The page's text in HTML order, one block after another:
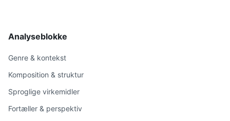
Analyseblokke
Genre & kontekst
Komposition & struktur
Sproglige virkemidler
Fortæller & perspektiv